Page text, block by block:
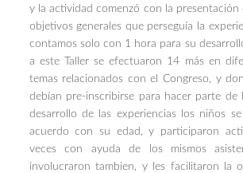
y la actividad comenzó con la presentación
objetivos generales que perseguía la
contamos solo con 1 hora para su
a este Taller se efectuaron 14 más en
temas relacionados con el Congreso, y
debían pre-inscribirse para hacer parte de
desarrollo de las experiencias los niños
acuerdo con su edad, y participaron
veces con ayuda de los mismos
involucraron tambien, y les facilitaron la